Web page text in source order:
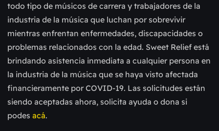
todo tipo de músicos de carrera y trabajadores de la
industria de la música que luchan por sobrevivir
mientras enfrentan enfermedades, discapacidades o
problemas relacionados con la edad. Sweet Relief está
brindando asistencia inmediata a cualquier persona en
la industria de la música que se haya visto afectada
financieramente por COVID-19. Las solicitudes están
siendo aceptadas ahora, solicita ayuda o dona si
podes acá.